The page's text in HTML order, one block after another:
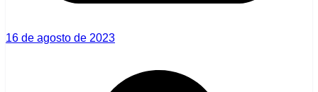
16 de agosto de 2023